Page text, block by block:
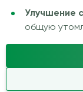
Улучшение
общую